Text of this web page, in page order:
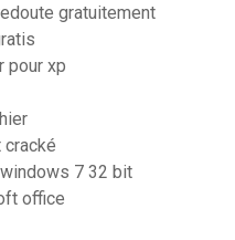
gratuitement
pour xp
7 32 bit
office